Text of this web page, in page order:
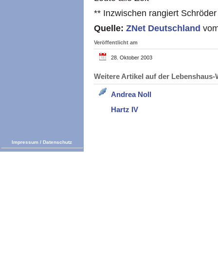
** Inzwischen rangiert
Quelle: ZNet Deutschland
Veröffentlicht am
28. Oktober 2003
Weitere Artikel auf der
Andrea Noll
Hartz IV
Impressum / Datenschutz